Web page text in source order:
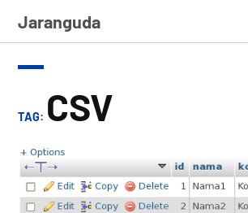
Jaranguda
TAG: CSV